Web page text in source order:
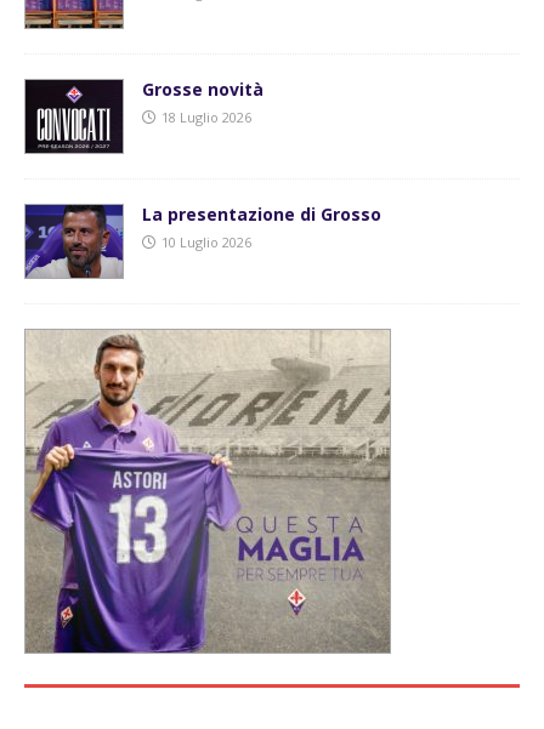
Grosse novità
18 Luglio 2026
La presentazione di Grosso
10 Luglio 2026